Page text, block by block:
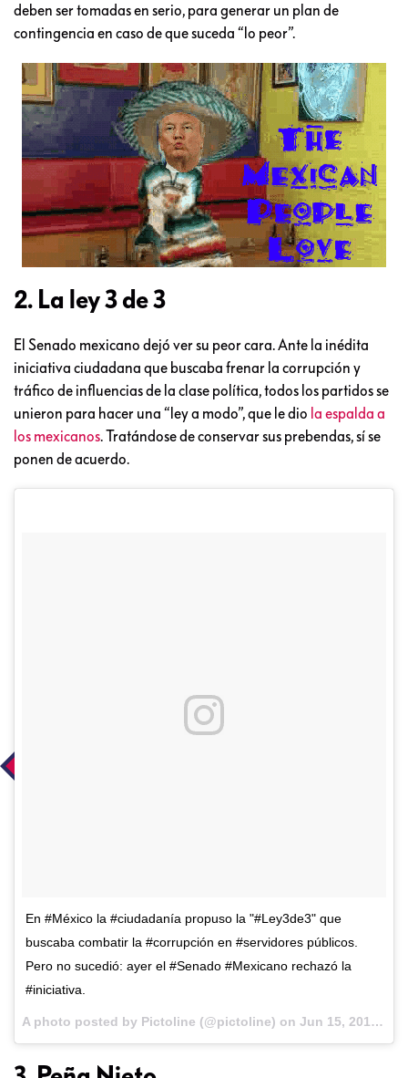
deben ser tomadas en serio, para generar un plan de
contingencia en caso de que suceda “lo peor”.
2. La ley 3 de 3
El Senado mexicano dejó ver su peor cara. Ante la inédita
iniciativa ciudadana que buscaba frenar la corrupción y
tráfico de influencias de la clase política, todos los partidos se
unieron para hacer una “ley a modo”, que le dio la espalda a
los mexicanos. Tratándose de conservar sus prebendas, sí se
ponen de acuerdo.
En #México la #ciudadanía propuso la "#Ley3de3" que
buscaba combatir la #corrupción en #servidores públicos.
Pero no sucedió: ayer el #Senado #Mexicano rechazó la
#iniciativa.
A photo posted by Pictoline (@pictoline) on Jun 15, 2016 at 12:30pm PDT